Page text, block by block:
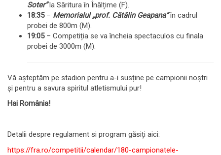
Soter” la Săritura în Înălțime (F).
18:35– Memorialul „prof. Cătălin Geapana”în cadrul
probei de 800m (M).
19:05– Competiția se va încheia spectaculos cu finala
probei de 3000m (M).
Vă așteptăm pe stadion pentru a-i susține pe campionii noștri
și pentru a savura spiritul atletismului pur!
Hai România!
Detalii despre regulament si program găsiți aici:
https://fra.ro/competitii/calendar/180-campionatele-